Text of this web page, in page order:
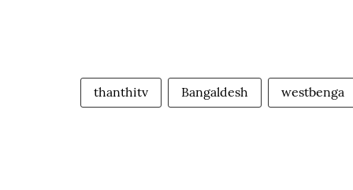
thanthitv Bangaldesh westbenga